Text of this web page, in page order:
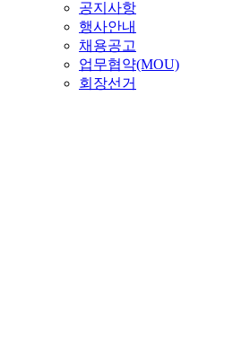
공지사항
행사안내
채용공고
업무협약(MOU)
회장선거